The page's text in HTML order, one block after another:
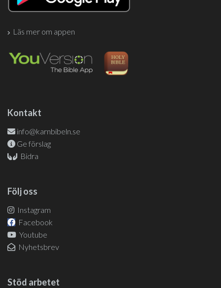
Läs mer om appen
Kontakt
info@karnbibeln.se
Ge förslag
Bidra
Följ oss
Instagram
Facebook
Youtube
Nyhetsbrev
Stöd arbetet